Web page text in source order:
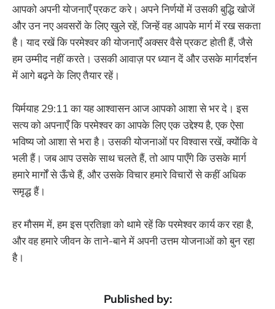
आपको अपनी योजनाएँ प्रकट करे। अपने निर्णयों में उसकी बुद्धि खोजें
और उन नए अवसरों के लिए खुले रहें, जिन्हें वह आपके मार्ग में रख सकता
है। याद रखें कि परमेश्वर की योजनाएँ अक्सर वैसे प्रकट होती हैं, जैसे
हम उम्मीद नहीं करते। उसकी आवाज़ पर ध्यान दें और उसके मार्गदर्शन
में आगे बढ़ने के लिए तैयार रहें।
यिर्मयाह 29:11 का यह आश्वासन आज आपको आशा से भर दे। इस
सत्य को अपनाएँ कि परमेश्वर का आपके लिए एक उद्देश्य है, एक ऐसा
भविष्य जो आशा से भरा है। उसकी योजनाओं पर विश्वास रखें, क्योंकि वे
भली हैं। जब आप उसके साथ चलते हैं, तो आप पाएँगे कि उसके मार्ग
हमारे मार्गों से ऊँचे हैं, और उसके विचार हमारे विचारों से कहीं अधिक
समृद्ध हैं।
हर मौसम में, हम इस प्रतिज्ञा को थामे रहें कि परमेश्वर कार्य कर रहा है,
और वह हमारे जीवन के ताने-बाने में अपनी उत्तम योजनाओं को बुन रहा
है।
Published by: